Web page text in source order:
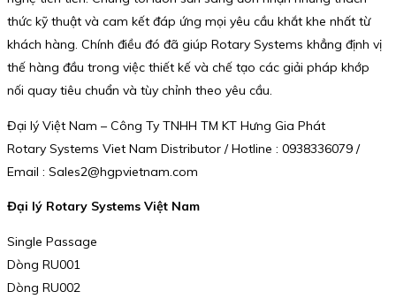
thức kỹ thuật và cam kết đáp ứng mọi yêu cầu khắt khe nhất từ
khách hàng. Chính điều đó đã giúp Rotary Systems khẳng định vị
thế hàng đầu trong việc thiết kế và chế tạo các giải pháp khớp
nối quay tiêu chuẩn và tùy chỉnh theo yêu cầu.
Đại lý Việt Nam – Công Ty TNHH TM KT Hưng Gia Phát
Rotary Systems Viet Nam Distributor / Hotline : 0938336079 /
Email : Sales2@hgpvietnam.com
Đại lý Rotary Systems Việt Nam
Single Passage
Dòng RU001
Dòng RU002